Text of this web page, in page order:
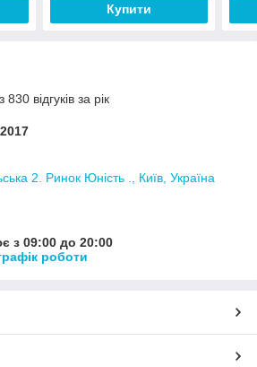
Купити
відгуків за рік
2. Ринок Юність ., Київ, Україна
з 09:00 до 20:00
роботи